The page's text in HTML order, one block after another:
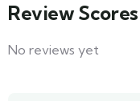
Review Scores
No reviews yet